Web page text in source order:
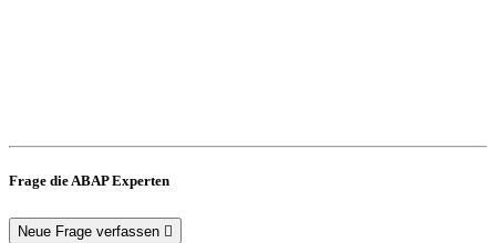
Frage die ABAP Experten
Neue Frage verfassen